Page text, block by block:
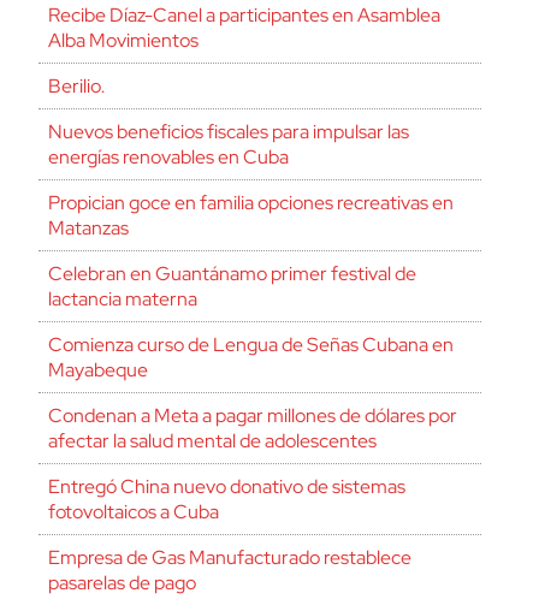
Recibe Díaz-Canel a participantes en Asamblea
Alba Movimientos
Berilio.
Nuevos beneficios fiscales para impulsar las
energías renovables en Cuba
Propician goce en familia opciones recreativas en
Matanzas
Celebran en Guantánamo primer festival de
lactancia materna
Comienza curso de Lengua de Señas Cubana en
Mayabeque
Condenan a Meta a pagar millones de dólares por
afectar la salud mental de adolescentes
Entregó China nuevo donativo de sistemas
fotovoltaicos a Cuba
Empresa de Gas Manufacturado restablece
pasarelas de pago